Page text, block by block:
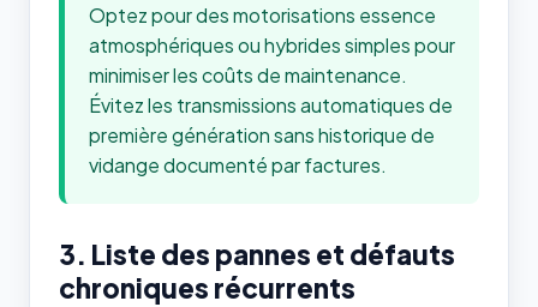
Optez pour des motorisations essence
atmosphériques ou hybrides simples pour
minimiser les coûts de maintenance.
Évitez les transmissions automatiques de
première génération sans historique de
vidange documenté par factures.
3. Liste des pannes et défauts
chroniques récurrents